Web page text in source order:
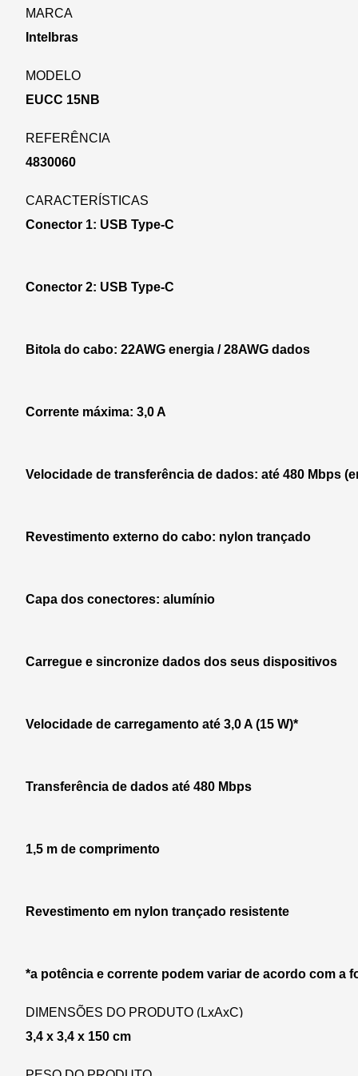
MARCA
Intelbras
MODELO
EUCC 15NB
REFERÊNCIA
4830060
CARACTERÍSTICAS
Conector 1: USB Type-C
Conector 2: USB Type-C
Bitola do cabo: 22AWG energia / 28AWG dados
Corrente máxima: 3,0 A
Velocidade de transferência de dados: até 480 Mbps
Revestimento externo do cabo: nylon trançado
Capa dos conectores: alumínio
Carregue e sincronize dados dos seus dispositivos
Velocidade de carregamento até 3,0 A (15 W)*
Transferência de dados até 480 Mbps
1,5 m de comprimento
Revestimento em nylon trançado resistente
*a potência e corrente podem variar de acordo com a
DIMENSÕES DO PRODUTO (LxAxC)
3,4 x 3,4 x 150 cm